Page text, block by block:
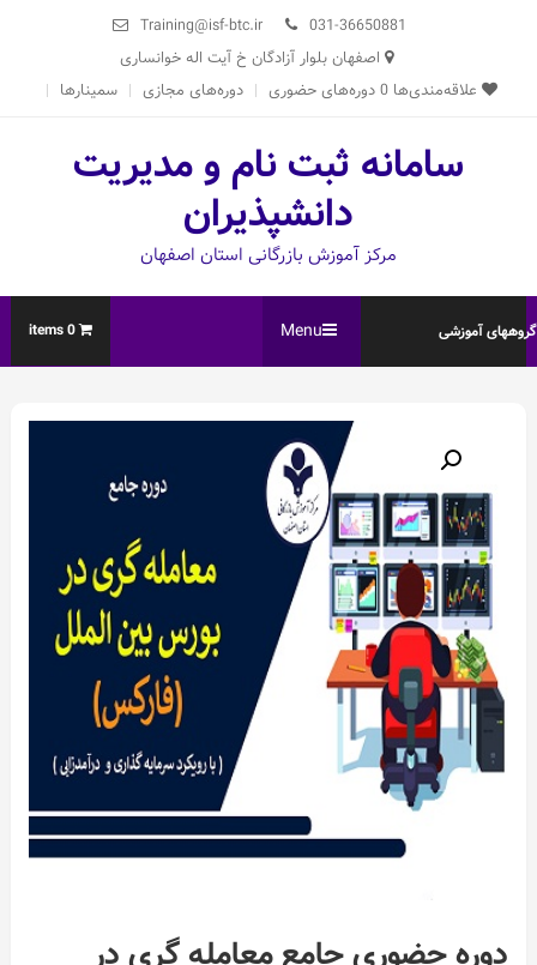
content
031-36650881
Training@isf-btc.ir
اصفهان بلوار آزادگان خ آیت اله خوانساری
علاقه‌مندی‌ها 0دوره‌های حضوری دوره‌های مجازی سمینارها
سامانه ثبت نام و مدیریت
دانشپذیران
مرکز آموزش بازرگانی استان اصفهان
گروههای آموزشی Menu
0 items
دوره حضوری جامع معامله گری در